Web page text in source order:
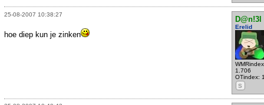
25-08-2007 10:38:27
D@n!3l
Erelid
1.706
OTindex:
S
hoe diep kun je zinken